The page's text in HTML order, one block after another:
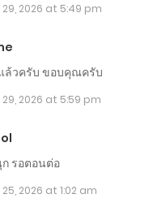
2026 at 5:49 pm
ล้วครับ ขอบคุณครับ
2026 at 5:59 pm
รอตอนต่อ
2026 at 1:02 am